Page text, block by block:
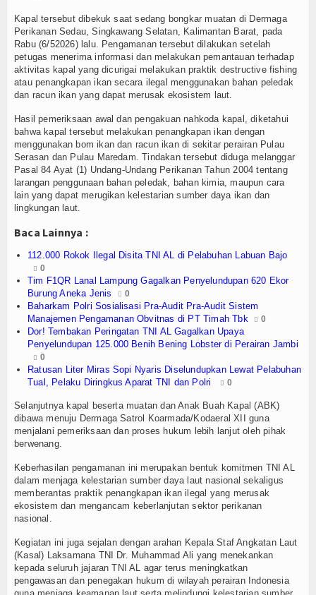
Perhubungan
Religi
Opini
Pelabuhan
Politik
Seni & Budaya
Sorot
Tokoh
Wisata
TV
Channel
Kapal tersebut dibekuk saat sedang bongkar muatan di Dermaga
Perikanan Sedau, Singkawang Selatan, Kalimantan Barat, pada
Rabu (6/52026) lalu. Pengamanan tersebut dilakukan setelah
petugas menerima informasi dan melakukan pemantauan terhadap
aktivitas kapal yang dicurigai melakukan praktik destructive fishing
atau penangkapan ikan secara ilegal menggunakan bahan peledak
dan racun ikan yang dapat merusak ekosistem laut.
Hasil pemeriksaan awal dan pengakuan nahkoda kapal, diketahui
bahwa kapal tersebut melakukan penangkapan ikan dengan
menggunakan bom ikan dan racun ikan di sekitar perairan Pulau
Serasan dan Pulau Maredam. Tindakan tersebut diduga melanggar
Pasal 84 Ayat (1) Undang-Undang Perikanan Tahun 2004 tentang
larangan penggunaan bahan peledak, bahan kimia, maupun cara
lain yang dapat merugikan kelestarian sumber daya ikan dan
lingkungan laut.
Baca Lainnya :
112.000 Rokok Ilegal Disita TNI AL di Pelabuhan Labuan Bajo
0
Tim F1QR Lanal Lampung Gagalkan Penyelundupan 620 Ekor
Burung Aneka Jenis
0
Baharkam Polri Sosialisasi Pra-Audit Pra-Audit Sistem
Manajemen Pengamanan Obvitnas di PT Timah Tbk
0
Dor! Tembakan Peringatan TNI AL Gagalkan Upaya
Penyelundupan 125.000 Benih Bening Lobster di Perairan Jambi
0
Ratusan Liter Miras Sopi Nyaris Diselundupkan Lewat Pelabuhan
Tual, Pelaku Diringkus Aparat TNI dan Polri
0
Selanjutnya kapal beserta muatan dan Anak Buah Kapal (ABK)
dibawa menuju Dermaga Satrol Koarmada/Kodaeral XII guna
menjalani pemeriksaan dan proses hukum lebih lanjut oleh pihak
berwenang.
Keberhasilan pengamanan ini merupakan bentuk komitmen TNI AL
dalam menjaga kelestarian sumber daya laut nasional sekaligus
memberantas praktik penangkapan ikan ilegal yang merusak
ekosistem dan mengancam keberlanjutan sektor perikanan
nasional.
Kegiatan ini juga sejalan dengan arahan Kepala Staf Angkatan Laut
(Kasal) Laksamana TNI Dr. Muhammad Ali yang menekankan
kepada seluruh jajaran TNI AL agar terus meningkatkan
pengawasan dan penegakan hukum di wilayah perairan Indonesia